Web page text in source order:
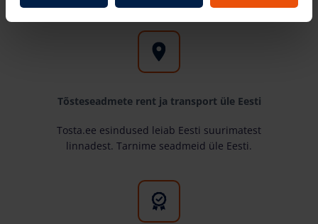
Tõsteseadmete rent ja transport üle Eesti
Tosta.ee esindused leiab Eesti suurimatest
linnadest. Tarnime seadmeid üle Eesti.